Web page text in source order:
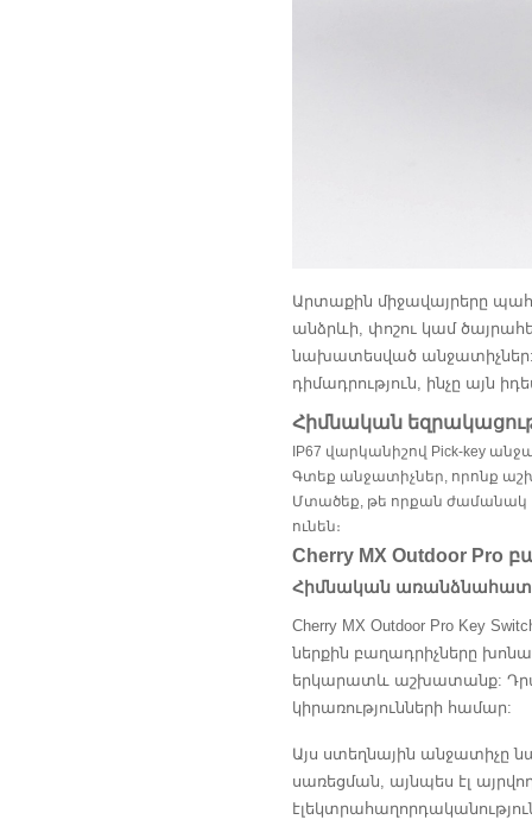
Արտաքին միջավայրերը
անձրևի, փոշու կամ
նախատեսված անջատիչներ:
դիմադրություն, ինչը այն
Հիմնական
IP67 վարկանիշով Pick-key
Գտեք անջատիչներ, որոնք
Մտածեք, թե որքան ժամանակ
ունեն։
Cherry MX Outdoor Pro
Հիմնական
Cherry MX Outdoor Pro Key
ներքին բաղադրիչները
երկարատև աշխատանք: Դրա
կիրառությունների համար:
Այս ստեղնային անջատիչը
սառեցման, այնպես էլ